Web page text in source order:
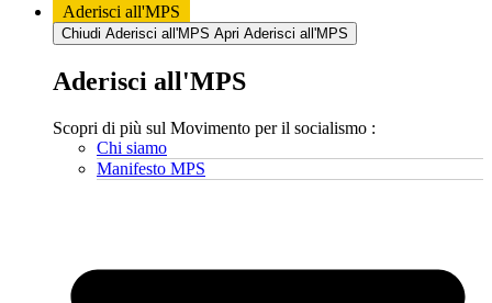
Aderisci all'MPS
Chiudi Aderisci all'MPS Apri Aderisci all'MPS
Aderisci all'MPS
Scopri di più sul Movimento per il socialismo :
Chi siamo
Manifesto MPS